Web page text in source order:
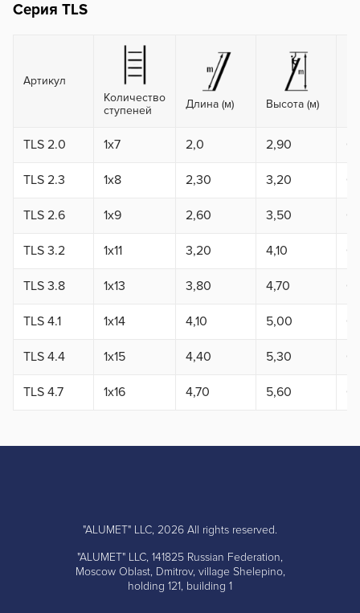
Серия TLS
Артикул
Количество
ступеней
Длина (м) Высота (м)
TLS 2.0 1x7 2,0 2,90
TLS 2.3 1x8 2,30 3,20
TLS 2.6 1x9 2,60 3,50
TLS 3.2 1x11 3,20 4,10
TLS 3.8 1x13 3,80 4,70
TLS 4.1 1x14 4,10 5,00
TLS 4.4 1x15 4,40 5,30
TLS 4.7 1x16 4,70 5,60
"ALUMET" LLC, 2026 All rights reserved.
"ALUMET" LLC, 141825 Russian Federation,
Moscow Oblast, Dmitrov, village Shelepino,
holding 121, building 1